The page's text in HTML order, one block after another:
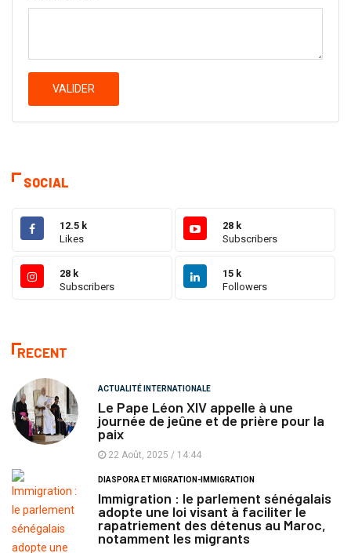
VALIDER
SOCIAL
12.5 k
Likes
28 k
Subscribers
28 k
Subscribers
15 k
Followers
RECENT
ACTUALITÉ INTERNATIONALE
Le Pape Léon XIV appelle à une
journée de jeûne et de prière pour la
paix
22 Août, 2025 / 14:44
DIASPORA ET MIGRATION-IMMIGRATION
Immigration : le parlement sénégalais
adopte une loi visant à faciliter le
rapatriement des détenus au Maroc,
notamment les migrants